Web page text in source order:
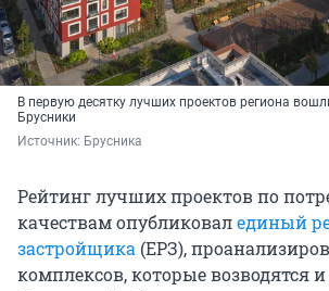
В первую десятку лучших проектов региона
Брусники
Источник: Брусника
Рейтинг лучших проектов по
качествам опубликовалединый
застройщика (ЕРЗ),
комплексов, которые возводятся